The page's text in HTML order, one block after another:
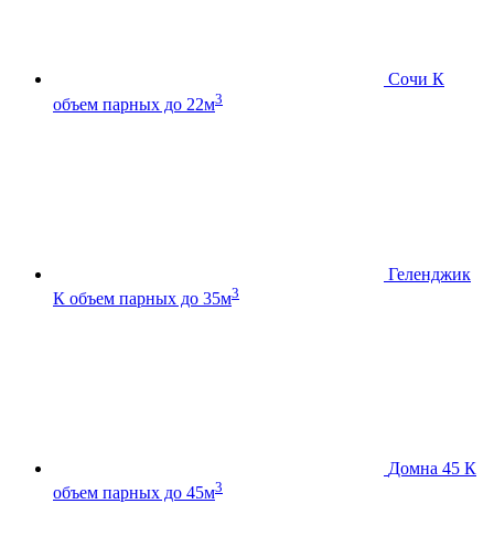
Сочи К
объем парных до 22м3
Геленджик
К объем парных до 35м3
Домна 45 К
объем парных до 45м3